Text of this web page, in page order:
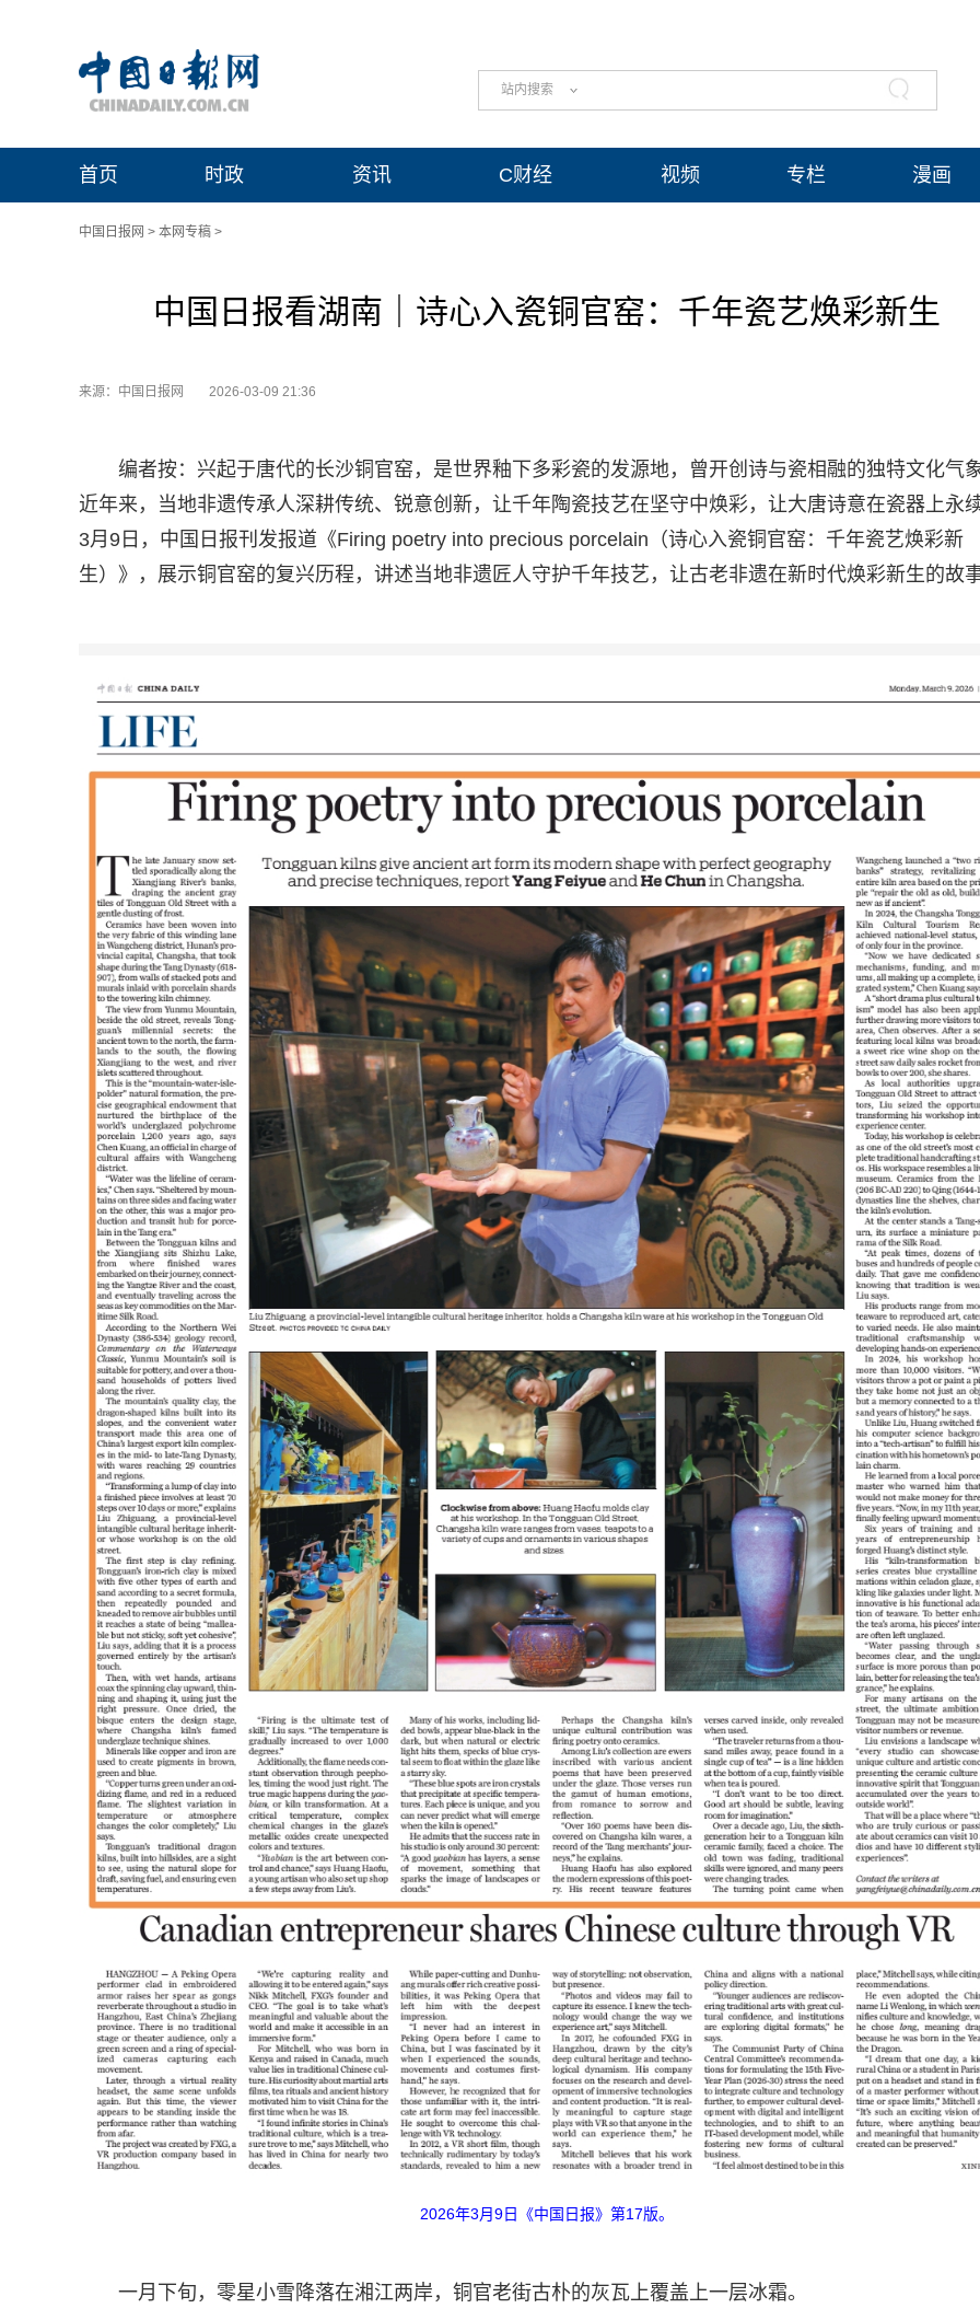
站内搜索
首页 时政 资讯 C财经 视频 专栏 漫画
中国日报网 > 本网专稿 >
中国日报看湖南｜诗心入瓷铜官窑：千年瓷艺焕彩新生
来源：中国日报网 2026-03-09 21:36
编者按：兴起于唐代的长沙铜官窑，是世界釉下多彩瓷的发源地，曾开创诗与瓷相融的独特文化气
近年来，当地非遗传承人深耕传统、锐意创新，让千年陶瓷技艺在坚守中焕彩，让大唐诗意在瓷器上永
3月9日，中国日报刊发报道《Firing poetry into precious porcelain（诗心入瓷铜官窑：千年瓷艺焕彩新
生）》，展示铜官窑的复兴历程，讲述当地非遗匠人守护千年技艺，让古老非遗在新时代焕彩新生的故
2026年3月9日《中国日报》第17版。
一月下旬，零星小雪降落在湘江两岸，铜官老街古朴的灰瓦上覆盖上一层冰霜。